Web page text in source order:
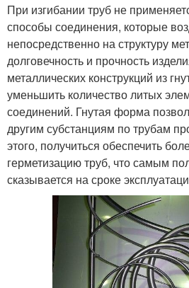
При изгибании труб не
способы соединения, которые
непосредственно на структуру
долговечность и прочность
металлических конструкций из
уменьшить количество литых
соединений. Гнутая форма
другим субстанциям по трубам
этого, получиться обеспечить
герметизацию труб, что самым
сказывается на сроке